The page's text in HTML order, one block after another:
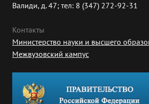
Валиди, д. 47; тел: 8 (347) 272-92-31
Контакты
Министерство науки и высшего
Межвузовский кампус